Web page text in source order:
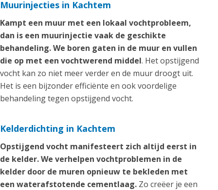
Muurinjecties in Kachtem
Kampt een muur met een lokaal vochtprobleem,
dan is een muurinjectie vaak de geschikte
behandeling. We boren gaten in de muur en vullen
die op met een vochtwerend middel. Het opstijgend
vocht kan zo niet meer verder en de muur droogt uit.
Het is een bijzonder efficiënte en ook voordelige
behandeling tegen opstijgend vocht.
Kelderdichting in Kachtem
Opstijgend vocht manifesteert zich altijd eerst in
de kelder. We verhelpen vochtproblemen in de
kelder door de muren opnieuw te bekleden met
een waterafstotende cementlaag. Zo creëer je een